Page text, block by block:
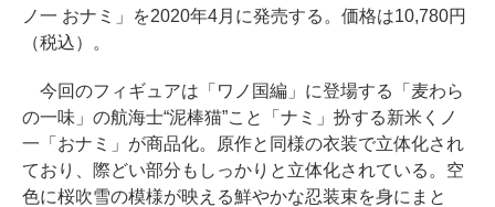
ノ一 おナミ」を2020年4月に発売する。価格は10,780円
（税込）。
今回のフィギュアは「ワノ国編」に登場する「麦わら
の一味」の航海士“泥棒猫”こと「ナミ」扮する新米くノ
一「おナミ」が商品化。原作と同様の衣装で立体化され
ており、際どい部分もしっかりと立体化されている。空
色に桜吹雪の模様が映える鮮やかな忍装束を身にまと